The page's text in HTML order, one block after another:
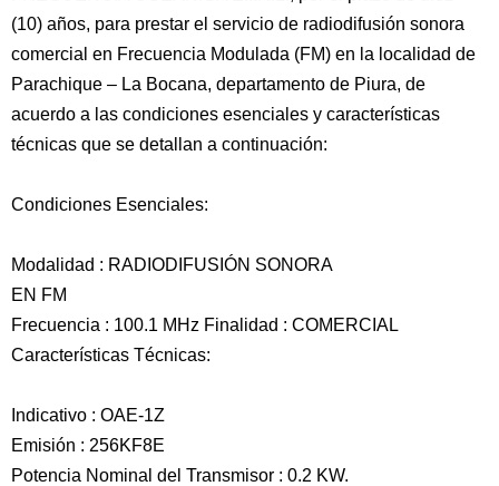
(10) años, para prestar el servicio de radiodifusión sonora
comercial en Frecuencia Modulada (FM) en la localidad de
Parachique – La Bocana, departamento de Piura, de
acuerdo a las condiciones esenciales y características
técnicas que se detallan a continuación:
Condiciones Esenciales:
Modalidad : RADIODIFUSIÓN SONORA
EN FM
Frecuencia : 100.1 MHz Finalidad : COMERCIAL
Características Técnicas:
Indicativo : OAE-1Z
Emisión : 256KF8E
Potencia Nominal del Transmisor : 0.2 KW.